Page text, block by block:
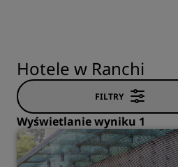
Hotele w Ranchi
FILTRY
Wyświetlanie wyniku 1